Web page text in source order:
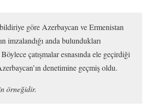
göre Azerbaycan ve Ermenistan
imzalandığı anda bulundukları
çatışmalar esnasında ele geçirdiği
denetimine geçmiş oldu.
örneğidir.